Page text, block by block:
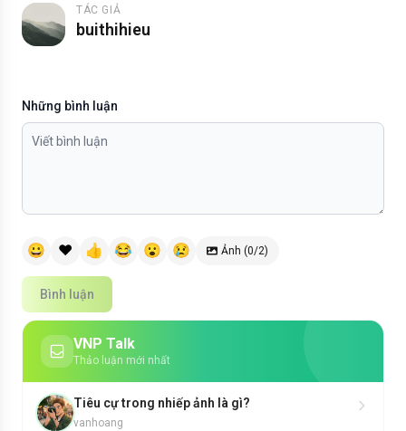
TÁC GIẢ
buithihieu
Những bình luận
😀 ❤️ 👍 😂 😮 😢 Ảnh (0/2)
Bình luận
VNP Talk
Thảo luận mới nhất
Tiêu cự trong nhiếp ảnh là gì?
vanhoang